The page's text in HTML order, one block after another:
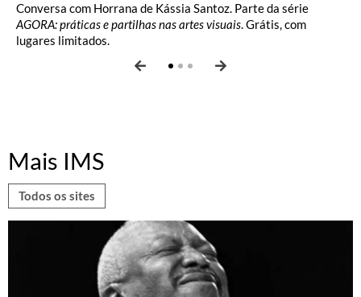
Conversa com Horrana de Kássia Santoz. Parte da série
AGORA: práticas e partilhas nas artes visuais. Grátis, com
lugares limitados.
Oficina com Celina Yamauchi. Vagas limitadas.
Mais IMS
Todos os sites